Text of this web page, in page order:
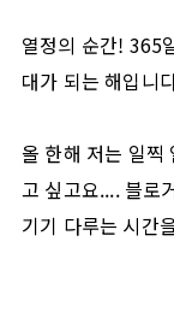
열정의 순간! 365
대가 되는 해입니
올 한해 저는 일찍
고 싶고요.... 블로
기기 다루는 시간